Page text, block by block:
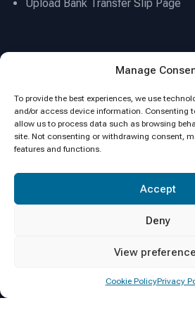
Manage
To provide the best experiences, we use
and/or access device information. Consenting
allow us to process data such as browsing
site. Not consenting or withdrawing consent,
features and functions.
Accept
Deny
View
Cookie PolicyPrivacy
Upload Bank Transfer Slip Page
Click to accept marketing